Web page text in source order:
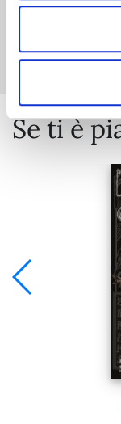
Se ti è